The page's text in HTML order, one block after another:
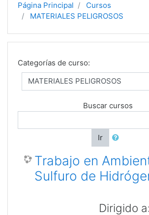
Página Principal
Cursos
MATERIALES PELIGROSOS
Categorías de curso:
Buscar cursos
Ir
Trabajo en
Sulfuro de
Dirigido a: